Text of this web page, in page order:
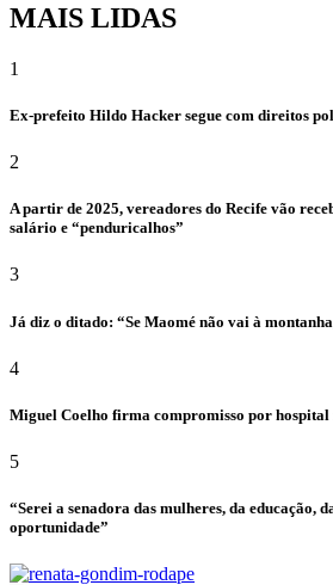
MAIS LIDAS
1
Ex-prefeito Hildo Hacker segue com direitos
2
A partir de 2025, vereadores do Recife vão
salário e “penduricalhos”
3
Já diz o ditado: “Se Maomé não vai à
4
Miguel Coelho firma compromisso por
5
“Serei a senadora das mulheres, da educação,
oportunidade”